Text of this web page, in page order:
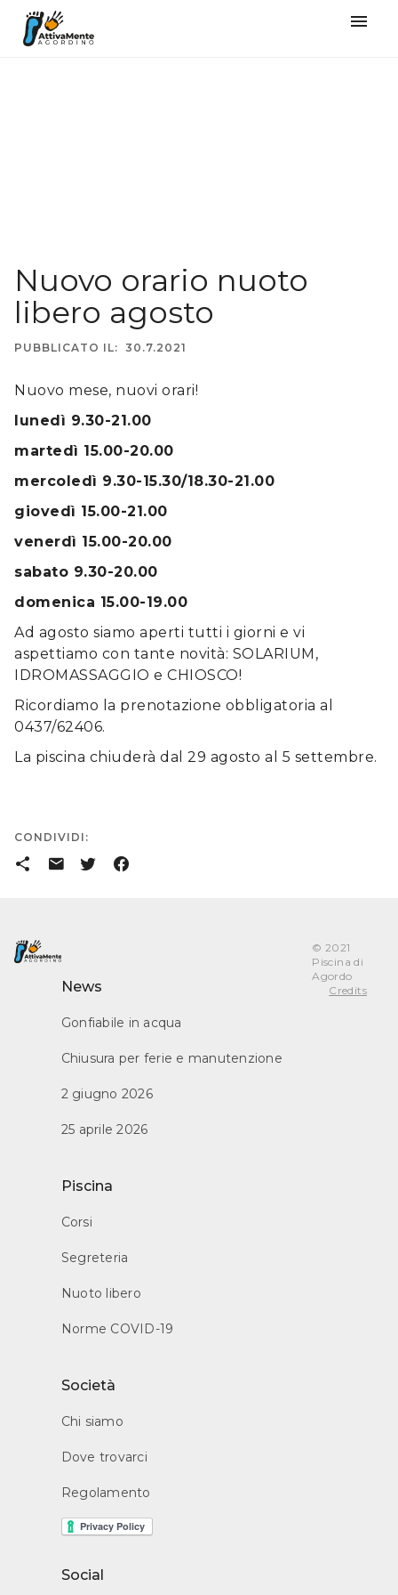
󰍜
CONDIVIDI:
󰒗 󰇮 󰕄 󰈌
Nuovo mese, nuovi orari!
lunedì 9.30-21.00
martedì 15.00-20.00
mercoledì 9.30-15.30/18.30-21.00
giovedì 15.00-21.00
venerdì 15.00-20.00
sabato 9.30-20.00
domenica 15.00-19.00
Ad agosto siamo aperti tutti i giorni e vi
aspettiamo con tante novità: SOLARIUM,
IDROMASSAGGIO e CHIOSCO!
Ricordiamo la prenotazione obbligatoria al
0437/62406.
La piscina chiuderà dal 29 agosto al 5 settembre.
Nuovo orario nuoto
libero agosto
PUBBLICATO IL: 30.7.2021
News
Gonfiabile in acqua
Chiusura per ferie e manutenzione
2 giugno 2026
25 aprile 2026
Piscina
Corsi
Segreteria
Nuoto libero
Norme COVID-19
Società
Chi siamo
Dove trovarci
Regolamento
Social
© 2021
Piscina di
Agordo
Credits